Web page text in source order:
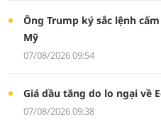
Ông Trump ký sắc lệnh
Mỹ
07/08/2026 09:54
Giá dầu tăng do lo ngại về
07/08/2026 09:38